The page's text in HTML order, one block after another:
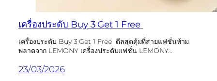
เครื่องประดับ Buy 3 Get 1 Free
เครื่องประดับ Buy 3 Get 1 Free ดีลสุดคุ้มที่สายแฟชั่นห้าม
พลาดจาก LEMONY เครื่องประดับแฟชั่น LEMONY…
23/03/2026